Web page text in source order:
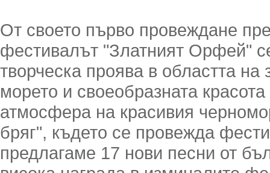
От своето първо провеждане
фестивалът "Златният Орфей"
творческа проява в областта
морето и своеобразната
атмосфера на красивия
бряг", където се провежда
предлагаме 17 нови песни от